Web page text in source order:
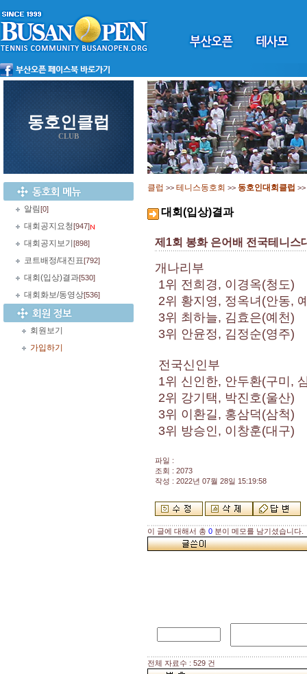
동호인클럽
CLUB
알림[0]
대회공지요청[947]
대회공지보기 [898]
코트배정/대진표[792]
대회(입상)결과[530]
대회화보/동영상[536]
회원보기
가입하기
클럽 >> 테니스동호회 >> 동호인대회클럽 >>
대회(입상)결과
제1회 봉화 은어배 전국테니스
개나리부
1위 전희경, 이경옥(청도)
2위 황지영, 정옥녀(안동,
3위 최하늘, 김효은(예천)
3위 안윤정, 김정순(영주)
전국신인부
1위 신인한, 안두환(구미,
2위 강기택, 박진호(울산)
3위 이환길, 홍삼덕(삼척)
3위 방승인, 이창훈(대구)
파일 :
조회 : 2073
작성 : 2022년 07월 28일 15:19:58
이 글에 대해서 총 0 분이 메모를 남기셨습니다.
전체 자료수 : 529 건